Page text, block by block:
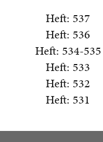
Heft: 537
Heft: 536
Heft: 534-535
Heft: 533
Heft: 532
Heft: 531